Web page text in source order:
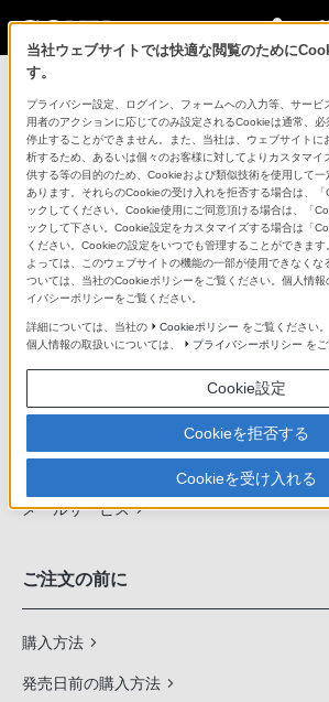
ソニーストアのご利用ガ
ご利用ガイドでは、ソニーストアのご
スに関しまとめてご案内しております
ご利用の前に
ソニーストア 店舗のご案内
ソニーショップ（ソニーストア取次店）のご
ソニーストアの特典・サービス
（長期保証、下取サービス、設置・設定サ
定期クーポンのプレゼントについて
メールサービス
ご注文の前に
購入方法
発売日前の購入方法
当社ウェブサイトでは快適な閲覧のために
す。
プライバシー設定、ログイン、フォームへの入力等、サービ
用者のアクションに応じてのみ設定されるCookieは通常、
停止することができません。また、当社は、ウェブサイトに
析するため、あるいは個々のお客様に対してよりカスタマイ
供する等の目的のため、Cookieおよび類似技術を使用して
あります。それらのCookieの受け入れを拒否する場合は、
ックしてください。Cookie使用にご同意頂ける場合は、「
ックして下さい。Cookie設定をカスタマイズする場合は「
ください。Cookieの設定をいつでも管理することができま
よっては、このウェブサイトの機能の一部が使用できなくな
ついては、当社のCookieポリシーをご覧ください。個人情報
イバシーポリシーをご覧ください。
詳細については、当社の Cookieポリシー をご覧ください。
個人情報の取扱いについては、
プライバシーポリシー をご
Cookie設定
Cookieを拒否する
Cookieを受け入れる